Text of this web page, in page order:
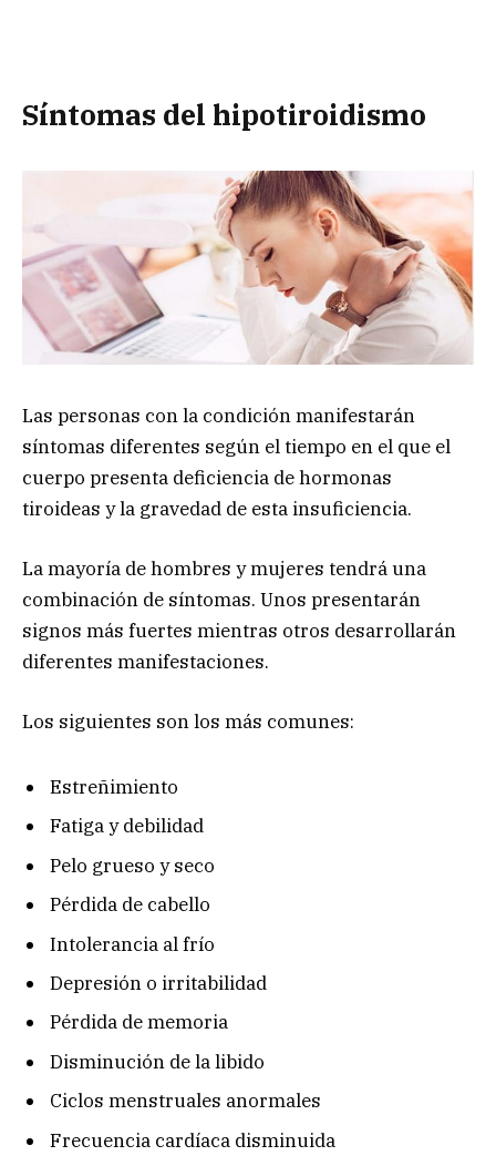
Síntomas del hipotiroidismo
Las personas con la condición manifestarán
síntomas diferentes según el tiempo en el que el
cuerpo presenta deficiencia de hormonas
tiroideas y la gravedad de esta insuficiencia.
La mayoría de hombres y mujeres tendrá una
combinación de síntomas. Unos presentarán
signos más fuertes mientras otros desarrollarán
diferentes manifestaciones.
Los siguientes son los más comunes:
Estreñimiento
Fatiga y debilidad
Pelo grueso y seco
Pérdida de cabello
Intolerancia al frío
Depresión o irritabilidad
Pérdida de memoria
Disminución de la libido
Ciclos menstruales anormales
Frecuencia cardíaca disminuida